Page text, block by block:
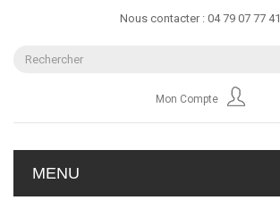
Nous contacter : 04 79 07 77 41
Mon Compte
MENU